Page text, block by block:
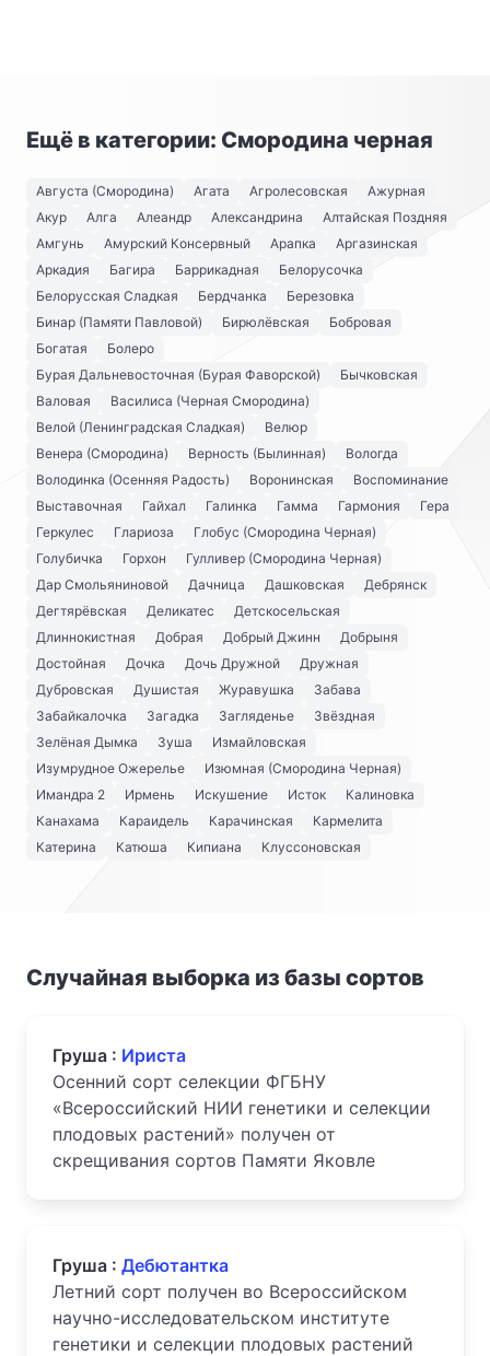
Ещё в категории: Смородина черная
Августа (Смородина) Агата Агролесовская
Ажурная
Акур
Алга Алеандр Александрина
Алтайская Поздняя
Амгунь
Амурский Консервный Арапка
Аргазинская
Аркадия
Багира Баррикадная
Белорусочка
Белорусская Сладкая
Бердчанка
Березовка
Бинар (Памяти Павловой)
Бирюлёвская
Бобровая
Богатая
Болеро
Бурая Дальневосточная (Бурая Фаворской)
Бычковская
Валовая
Василиса (Черная Смородина)
Велой (Ленинградская Сладкая)
Велюр
Венера (Смородина)
Верность (Былинная)
Вологда
Володинка (Осенняя Радость)
Воронинская
Воспоминание
Выставочная
Гайхал Галинка Гамма Гармония
Гера
Геркулес
Глариоза
Глобус (Смородина Черная)
Голубичка
Горхон
Гулливер (Смородина Черная)
Дар Смольяниновой
Дачница Дашковская
Дебрянск
Дегтярёвская
Деликатес
Детскосельская
Длиннокистная
Добрая Добрый Джинн
Добрыня
Достойная
Дочка Дочь Дружной
Дружная
Дубровская
Душистая Журавушка
Забава
Забайкалочка
Загадка Загляденье
Звёздная
Зелёная Дымка
Зуша
Измайловская
Изумрудное Ожерелье
Изюмная (Смородина Черная)
Имандра 2
Ирмень Искушение Исток
Калиновка
Канахама
Караидель Карачинская
Кармелита
Катерина
Катюша Кипиана Клуссоновская
Случайная выборка из базы сортов
Груша : Ириста
Осенний сорт селекции ФГБНУ
«Всероссийский НИИ генетики и селекции
плодовых растений» получен от
скрещивания сортов Памяти Яковле
Груша : Дебютантка
Летний сорт получен во Всероссийском
научно-исследовательском институте
генетики и селекции плодовых растений